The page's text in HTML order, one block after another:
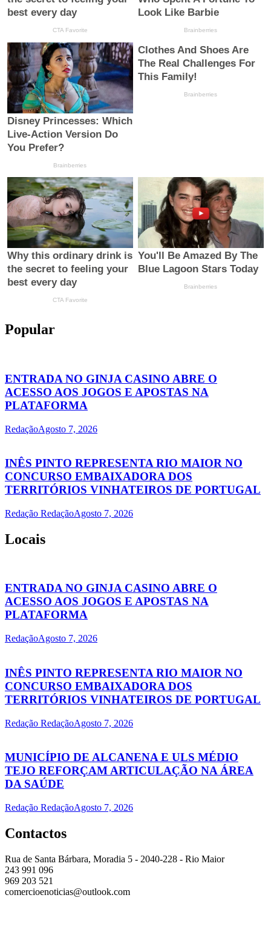
Popular
ENTRADA NO GINJA CASINO ABRE O
ACESSO AOS JOGOS E APOSTAS NA
PLATAFORMA
RedaçãoAgosto 7, 2026
INÊS PINTO REPRESENTA RIO MAIOR NO
CONCURSO EMBAIXADORA DOS
TERRITÓRIOS VINHATEIROS DE PORTUGAL
Redação RedaçãoAgosto 7, 2026
Locais
ENTRADA NO GINJA CASINO ABRE O
ACESSO AOS JOGOS E APOSTAS NA
PLATAFORMA
RedaçãoAgosto 7, 2026
INÊS PINTO REPRESENTA RIO MAIOR NO
CONCURSO EMBAIXADORA DOS
TERRITÓRIOS VINHATEIROS DE PORTUGAL
Redação RedaçãoAgosto 7, 2026
MUNICÍPIO DE ALCANENA E ULS MÉDIO
TEJO REFORÇAM ARTICULAÇÃO NA ÁREA
DA SAÚDE
Redação RedaçãoAgosto 7, 2026
Contactos
Rua de Santa Bárbara, Moradia 5 - 2040-228 - Rio Maior
243 991 096
969 203 521
comercioenoticias@outlook.com